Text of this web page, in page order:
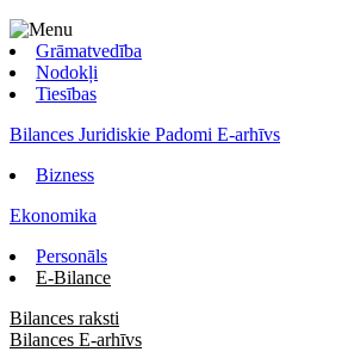
Grāmatvedība
Nodokļi
Tiesības
Bilances Juridiskie Padomi E-arhīvs
Bizness
Ekonomika
Personāls
E-Bilance
Bilances raksti
Bilances E-arhīvs